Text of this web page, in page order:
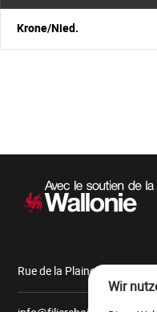
Krone/Nied.
Sekundärnavigation
Rue de la Plaine, 9 6900
Wir